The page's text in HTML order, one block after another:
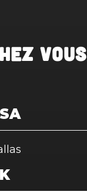
vous